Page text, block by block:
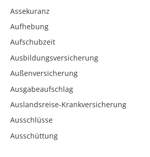
Assekuranz
Aufhebung
Aufschubzeit
Ausbildungsversicherung
Außenversicherung
Ausgabeaufschlag
Auslandsreise-Krankversicherung
Ausschlüsse
Ausschüttung